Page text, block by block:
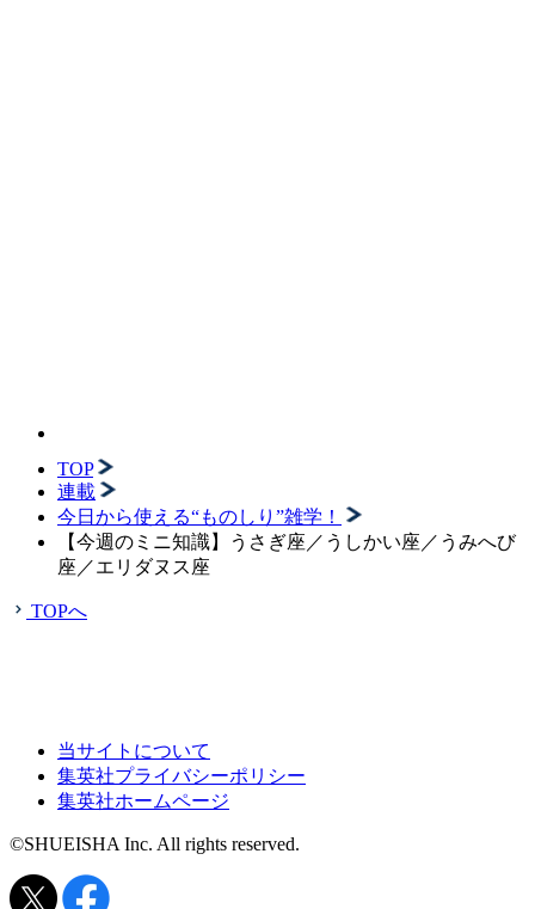
TOP
連載
今日から使える“ものしり”雑学！
【今週のミニ知識】うさぎ座／うしかい座／うみへび
座／エリダヌス座
TOPへ
当サイトについて
集英社プライバシーポリシー
集英社ホームページ
©SHUEISHA Inc. All rights reserved.